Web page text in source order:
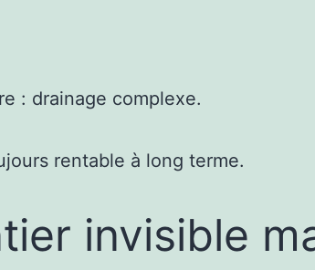
: drainage complexe.
rentable à long terme.
invisible